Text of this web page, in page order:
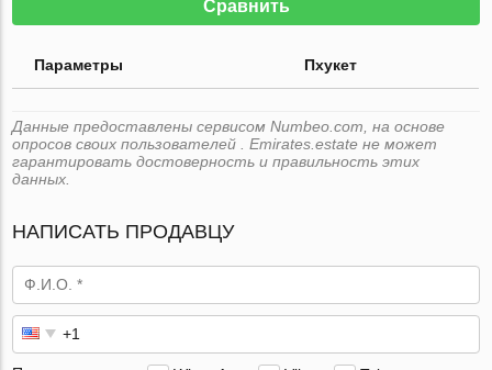
Сравнить
Параметры Пхукет
Данные предоставлены сервисом Numbeo.com, на основе
опросов своих пользователей . Emirates.estate не может
гарантировать достоверность и правильность этих
данных.
НАПИСАТЬ ПРОДАВЦУ